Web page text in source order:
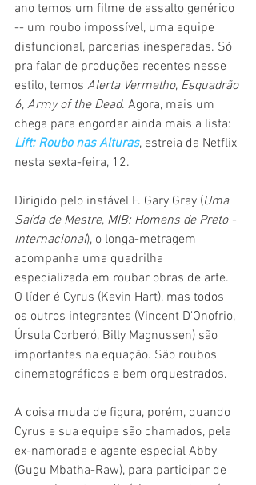
ano temos um filme de assalto genérico
-- um roubo impossível, uma equipe
disfuncional, parcerias inesperadas. Só
pra falar de produções recentes nesse
estilo, temos Alerta Vermelho, Esquadrão
6, Army of the Dead. Agora, mais um
chega para engordar ainda mais a lista:
Lift: Roubo nas Alturas, estreia da Netflix
nesta sexta-feira, 12.
Dirigido pelo instável F. Gary Gray (Uma
Saída de Mestre, MIB: Homens de Preto -
Internacional), o longa-metragem
acompanha uma quadrilha
especializada em roubar obras de arte.
O líder é Cyrus (Kevin Hart), mas todos
os outros integrantes (Vincent D'Onofrio,
Úrsula Corberó, Billy Magnussen) são
importantes na equação. São roubos
cinematográficos e bem orquestrados.
A coisa muda de figura, porém, quando
Cyrus e sua equipe são chamados, pela
ex-namorada e agente especial Abby
(Gugu Mbatha-Raw), para participar de